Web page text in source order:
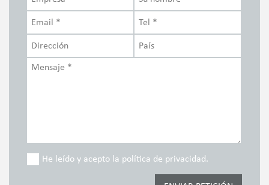
He leído y acepto la política de privacidad.